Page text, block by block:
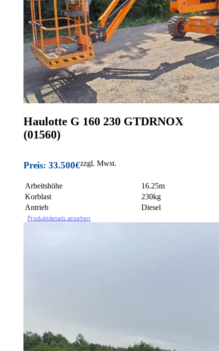
Haulotte G 160 230 GTDRNOX
(01560)
Preis: 33.500€zzgl. Mwst.
Arbeitshöhe
16.25m
Korblast
230kg
Antrieb
Diesel
Produktdetails ansehen